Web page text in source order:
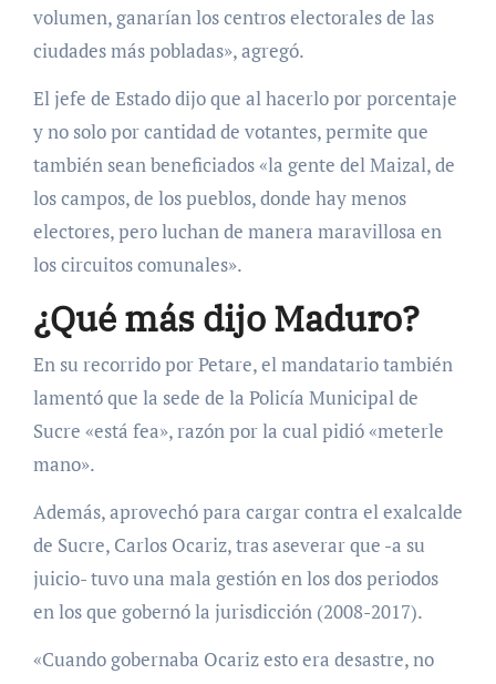
volumen, ganarían los centros electorales de las
ciudades más pobladas», agregó.
El jefe de Estado dijo que al hacerlo por porcentaje
y no solo por cantidad de votantes, permite que
también sean beneficiados «la gente del Maizal, de
los campos, de los pueblos, donde hay menos
electores, pero luchan de manera maravillosa en
los circuitos comunales».
¿Qué más dijo Maduro?
En su recorrido por Petare, el mandatario también
lamentó que la sede de la Policía Municipal de
Sucre «está fea», razón por la cual pidió «meterle
mano».
Además, aprovechó para cargar contra el exalcalde
de Sucre, Carlos Ocariz, tras aseverar que -a su
juicio- tuvo una mala gestión en los dos periodos
en los que gobernó la jurisdicción (2008-2017).
«Cuando gobernaba Ocariz esto era desastre, no